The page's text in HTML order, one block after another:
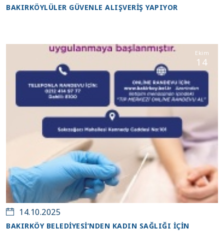
BAKIRKÖYLÜLER GÜVENLE ALIŞVERİŞ YAPIYOR
Ekim
14
14.10.2025
BAKIRKÖY BELEDİYESİ’NDEN KADIN SAĞLIĞI İÇİN